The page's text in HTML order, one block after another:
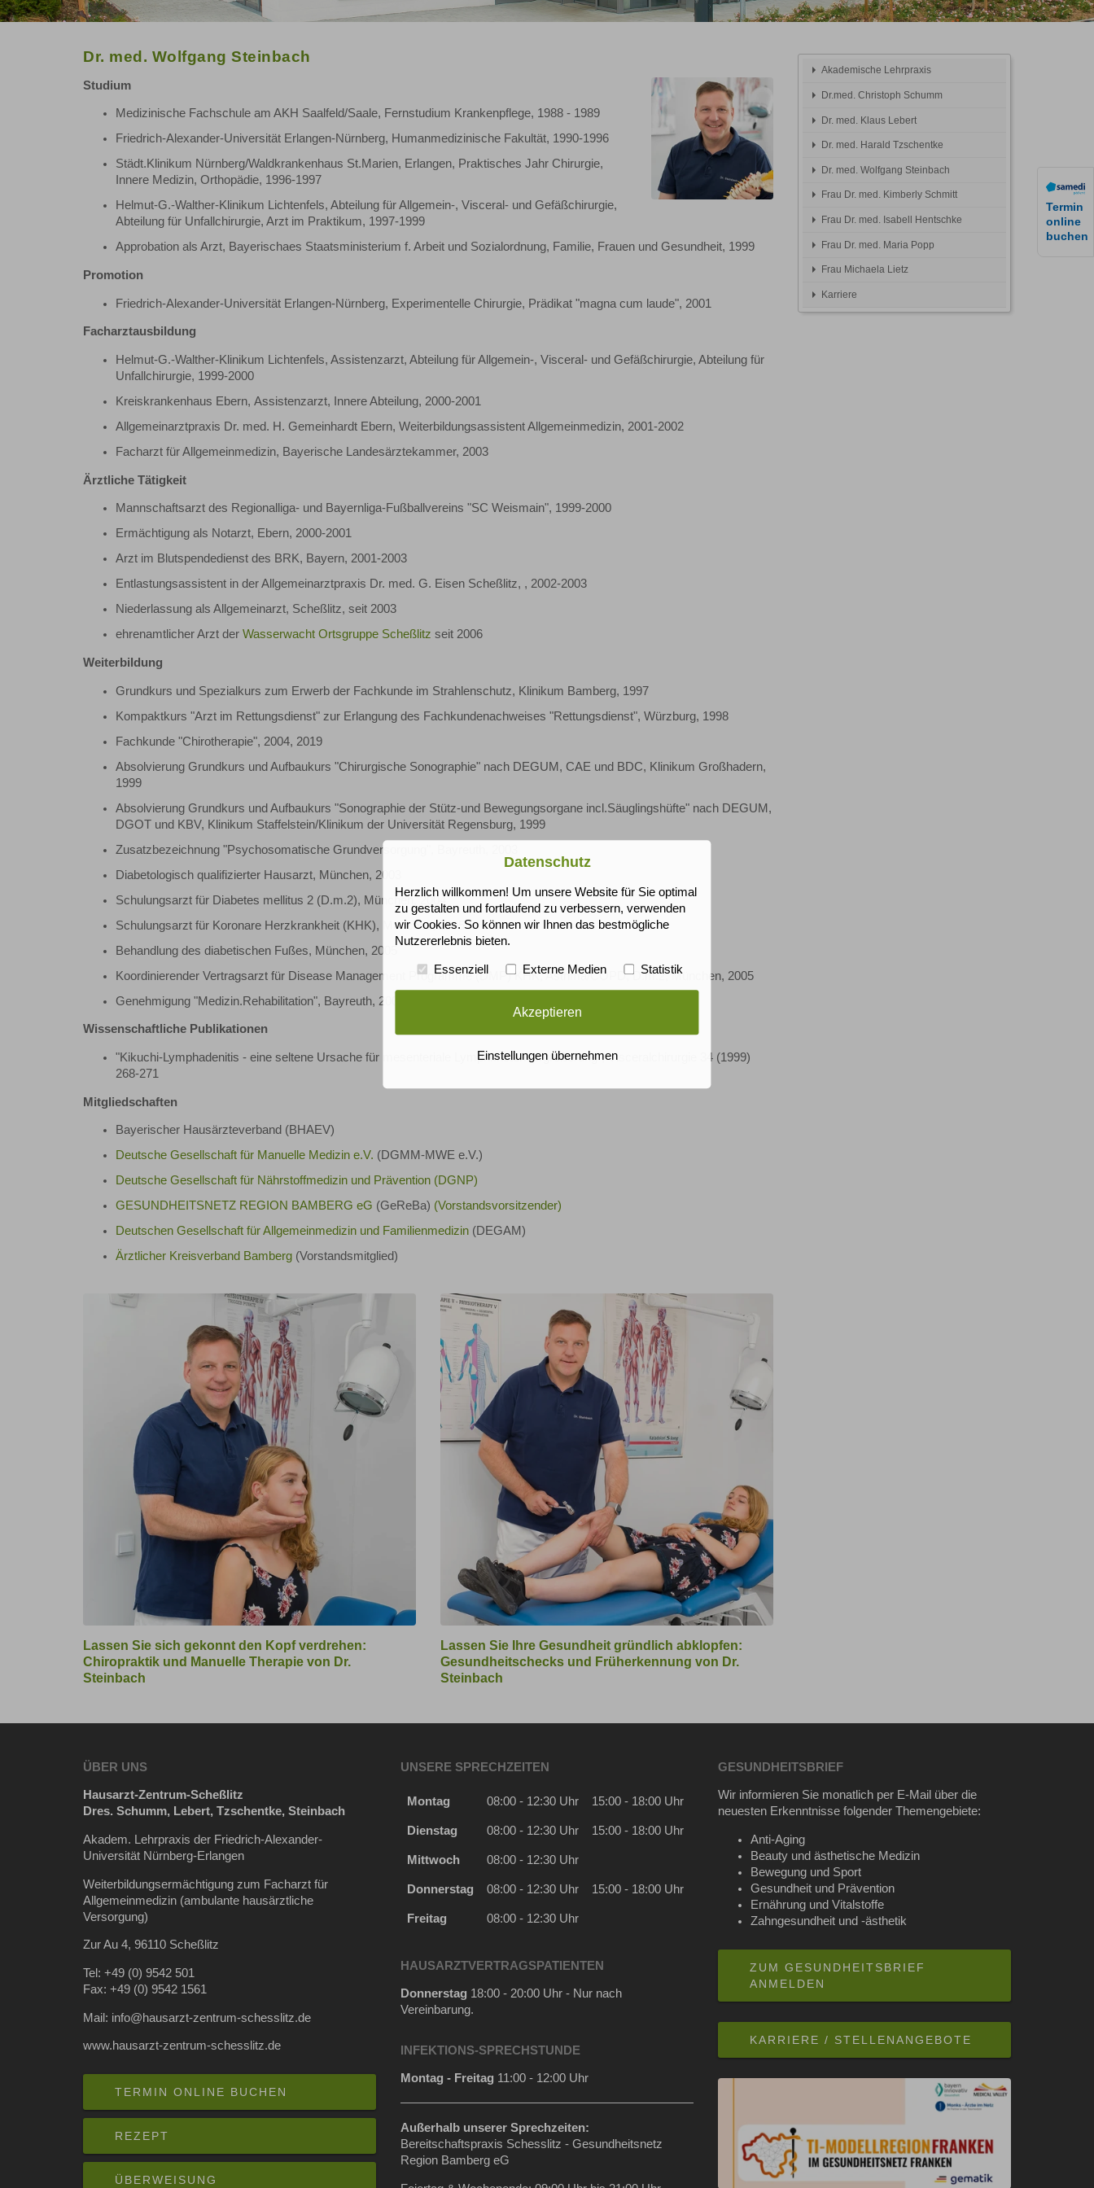
Termin
online
buchen
Dr. med. Wolfgang Steinbach
Studium
Medizinische Fachschule am AKH Saalfeld/Saale, Fernstudium Krankenpflege, 1988 - 1989
Friedrich-Alexander-Universität Erlangen-Nürnberg, Humanmedizinische Fakultät, 1990-1996
Städt.Klinikum Nürnberg/Waldkrankenhaus St.Marien, Erlangen, Praktisches Jahr Chirurgie,
Innere Medizin, Orthopädie, 1996-1997
Helmut-G.-Walther-Klinikum Lichtenfels, Abteilung für Allgemein-, Visceral- und Gefäßchirurgie,
Abteilung für Unfallchirurgie, Arzt im Praktikum, 1997-1999
Approbation als Arzt, Bayerischaes Staatsministerium f. Arbeit und Sozialordnung, Familie, Frauen und Gesundheit, 1999
Promotion
Friedrich-Alexander-Universität Erlangen-Nürnberg, Experimentelle Chirurgie, Prädikat "magna cum laude", 2001
Facharztausbildung
Helmut-G.-Walther-Klinikum Lichtenfels, Assistenzarzt, Abteilung für Allgemein-, Visceral- und Gefäßchirurgie, Abteilung für
Unfallchirurgie, 1999-2000
Kreiskrankenhaus Ebern, Assistenzarzt, Innere Abteilung, 2000-2001
Allgemeinarztpraxis Dr. med. H. Gemeinhardt Ebern, Weiterbildungsassistent Allgemeinmedizin, 2001-2002
Facharzt für Allgemeinmedizin, Bayerische Landesärztekammer, 2003
Ärztliche Tätigkeit
Mannschaftsarzt des Regionalliga- und Bayernliga-Fußballvereins "SC Weismain", 1999-2000
Ermächtigung als Notarzt, Ebern, 2000-2001
Arzt im Blutspendedienst des BRK, Bayern, 2001-2003
Entlastungsassistent in der Allgemeinarztpraxis Dr. med. G. Eisen Scheßlitz, , 2002-2003
Niederlassung als Allgemeinarzt, Scheßlitz, seit 2003
ehrenamtlicher Arzt der Wasserwacht Ortsgruppe Scheßlitz seit 2006
Weiterbildung
Grundkurs und Spezialkurs zum Erwerb der Fachkunde im Strahlenschutz, Klinikum Bamberg, 1997
Kompaktkurs "Arzt im Rettungsdienst" zur Erlangung des Fachkundenachweises "Rettungsdienst", Würzburg, 1998
Fachkunde "Chirotherapie", 2004, 2019
Absolvierung Grundkurs und Aufbaukurs "Chirurgische Sonographie" nach DEGUM, CAE und BDC, Klinikum Großhadern,
1999
Absolvierung Grundkurs und Aufbaukurs "Sonographie der Stütz-und Bewegungsorgane incl.Säuglingshüfte" nach DEGUM,
DGOT und KBV, Klinikum Staffelstein/Klinikum der Universität Regensburg, 1999
Zusatzbezeichnung "Psychosomatische Grundversorgung", Bayreuth, 2003
Diabetologisch qualifizierter Hausarzt, München, 2003
Schulungsarzt für Diabetes mellitus 2 (D.m.2), München, 2004
Schulungsarzt für Koronare Herzkrankheit (KHK), München, 2005
Behandlung des diabetischen Fußes, München, 2005
Koordinierender Vertragsarzt für Disease Management Programme (DMP) KHK, Asthma/COPD, D.m.2, München, 2005
Genehmigung "Medizin.Rehabilitation", Bayreuth, 2006
Wissenschaftliche Publikationen
"Kikuchi-Lymphadenitis - eine seltene Ursache für mesenteriale Lymphknotenvergrößerung", Visceralchirurgie 34 (1999)
268-271
Mitgliedschaften
Bayerischer Hausärzteverband (BHAEV)
Deutsche Gesellschaft für Manuelle Medizin e.V. (DGMM-MWE e.V.)
Deutsche Gesellschaft für Nährstoffmedizin und Prävention (DGNP)
GESUNDHEITSNETZ REGION BAMBERG eG (GeReBa) (Vorstandsvorsitzender)
Deutschen Gesellschaft für Allgemeinmedizin und Familienmedizin (DEGAM)
Ärztlicher Kreisverband Bamberg (Vorstandsmitglied)
Link
zum
Lassen
Sie
Kopf
Therapie
von
Dr.
Lassen Sie sich gekonnt den Kopf verdrehen:
Chiropraktik und Manuelle Therapie von Dr.
Steinbach
Link
zum
Lassen Sie Ihre Gesundheit gründlich abklopfen:
Gesundheitschecks und Früherkennung von Dr.
Steinbach
Akademische Lehrpraxis
Dr.med. Christoph Schumm
Dr. med. Klaus Lebert
Dr. med. Harald Tzschentke
Dr. med. Wolfgang Steinbach
Frau Dr. med. Kimberly Schmitt
Frau Dr. med. Isabell Hentschke
Frau Dr. med. Maria Popp
Frau Michaela Lietz
Karriere
ÜBER UNS
Hausarzt-Zentrum-Scheßlitz
Dres. Schumm, Lebert, Tzschentke, Steinbach
Akadem. Lehrpraxis der Friedrich-Alexander-
Universität Nürnberg-Erlangen
Weiterbildungsermächtigung zum Facharzt für
Allgemeinmedizin (ambulante hausärztliche
Versorgung)
Zur Au 4, 96110 Scheßlitz
Tel: +49 (0) 9542 501
Fax: +49 (0) 9542 1561
Mail: info@hausarzt-zentrum-schesslitz.de
www.hausarzt-zentrum-schesslitz.de
TERMIN ONLINE BUCHEN
REZEPT
ÜBERWEISUNG
UNSERE SPRECHZEITEN
Montag 08:00 - 12:30 Uhr 15:00 - 18:00 Uhr
Dienstag 08:00 - 12:30 Uhr 15:00 - 18:00 Uhr
Mittwoch 08:00 - 12:30 Uhr
Donnerstag 08:00 - 12:30 Uhr 15:00 - 18:00 Uhr
Freitag 08:00 - 12:30 Uhr
HAUSARZTVERTRAGSPATIENTEN
Donnerstag 18:00 - 20:00 Uhr - Nur nach
Vereinbarung.
INFEKTIONS-SPRECHSTUNDE
Montag - Freitag 11:00 - 12:00 Uhr
Außerhalb unserer Sprechzeiten:
Bereitschaftspraxis Schesslitz - Gesundheitsnetz
Region Bamberg eG
GESUNDHEITSBRIEF
Wir informieren Sie monatlich per E-Mail über die
neuesten Erkenntnisse folgender Themengebiete:
Anti-Aging
Beauty und ästhetische Medizin
Bewegung und Sport
Gesundheit und Prävention
Ernährung und Vitalstoffe
Zahngesundheit und -ästhetik
ZUM GESUNDHEITSBRIEF
ANMELDEN
KARRIERE / STELLENANGEBOTE
Datenschutz
Herzlich willkommen! Um unsere Website für Sie optimal
zu gestalten und fortlaufend zu verbessern, verwenden
wir Cookies. So können wir Ihnen das bestmögliche
Nutzererlebnis bieten.
Essenziell Externe Medien Statistik
Akzeptieren
Einstellungen übernehmen